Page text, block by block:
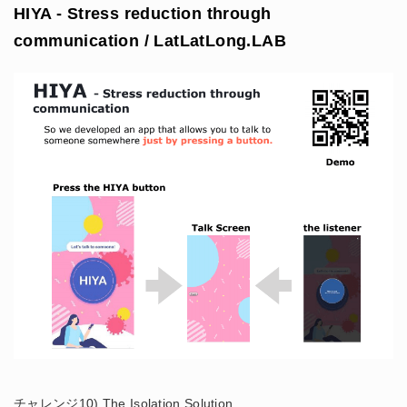
HIYA - Stress reduction through
communication / LatLatLong.LAB
チャレンジ10) The Isolation Solution